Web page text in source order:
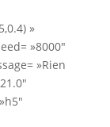
»
»8000″
»Rien